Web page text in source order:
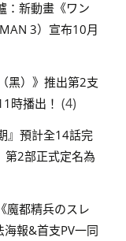
：新動畫《ワン
3）宣布10月
黑）》推出第2支
時播出！ (4)
』預計全14話完
第2部正式定名為
魔都精兵のスレ
報&首支PV一同